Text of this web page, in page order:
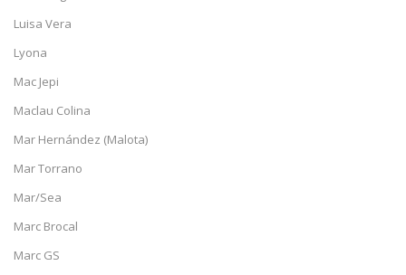
Luisa Vera
Lyona
Mac Jepi
Maclau Colina
Mar Hernández (Malota)
Mar Torrano
Mar/Sea
Marc Brocal
Marc GS